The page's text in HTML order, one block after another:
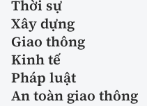
Thời sự
Xây dựng
Giao thông
Kinh tế
Pháp luật
An toàn giao thông